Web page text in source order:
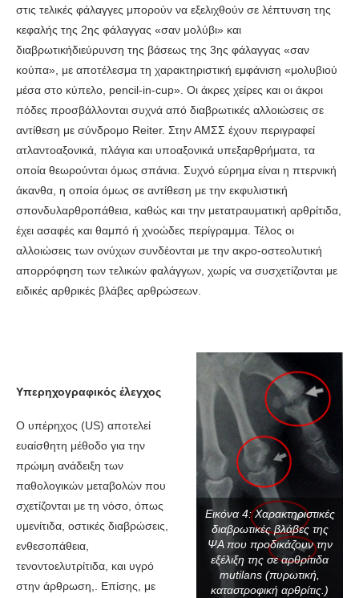
στις τελικές φάλαγγες μπορούν να εξελιχθούν σε λέπτυνση της
κεφαλής της 2ης φάλαγγας «σαν μολύβι» και
διαβρωτικήδιεύρυνση της βάσεως της 3ης φάλαγγας «σαν
κούπα», με αποτέλεσμα τη χαρακτηριστική εμφάνιση «μολυβιού
μέσα στο κύπελο, pencil-in-cup». Οι άκρες χείρες και οι άκροι
πόδες προσβάλλονται συχνά από διαβρωτικές αλλοιώσεις σε
αντίθεση με σύνδρομο Reiter. Στην ΑΜΣΣ έχουν περιγραφεί
ατλαντοαξονικά, πλάγια και υποαξονικά υπεξαρθρήματα, τα
οποία θεωρούνται όμως σπάνια. Συχνό εύρημα είναι η πτερνική
άκανθα, η οποία όμως σε αντίθεση με την εκφυλιστική
σπονδυλαρθροπάθεια, καθώς και την μετατραυματική αρθρίτιδα,
έχει ασαφές και θαμπό ή χνοώδες περίγραμμα. Τέλος οι
αλλοιώσεις των ονύχων συνδέονται με την ακρο-οστεολυτική
απορρόφηση των τελικών φαλάγγων, χωρίς να συσχετίζονται με
ειδικές αρθρικές βλάβες αρθρώσεων.
Εικόνα 4: Χαρακτηριστικές
διαβρωτικές βλάβες της
ΨΑ που προδικάζουν την
εξέλιξη της σε αρθρίτιδα
mutilans (πυρωτική,
καταστροφική αρθρίτις.)
Υπερηχογραφικός έλεγχος
Ο υπέρηχος (US) αποτελεί
ευαίσθητη μέθοδο για την
πρώιμη ανάδειξη των
παθολογικών μεταβολών που
σχετίζονται με τη νόσο, όπως
υμενίτιδα, οστικές διαβρώσεις,
ενθεσοπάθεια,
τενοντοελυτρίτιδα, και υγρό
στην άρθρωση,. Επίσης, με